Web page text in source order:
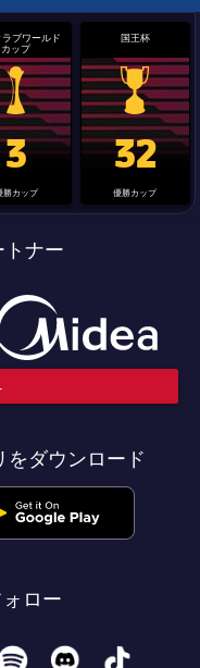
trophy
ラブワールド
カップ
label.aria.clubworldcup
3
勝カップ
国王杯
国王杯
32
優勝カップ
トナー
をダウンロード
ロー
discord tiktok